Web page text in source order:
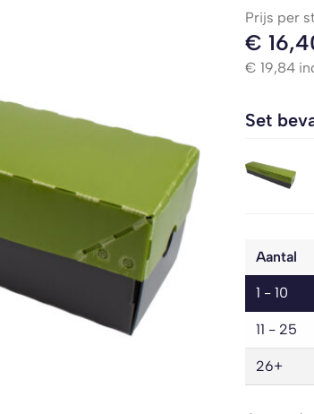
Prijs per
€
€ 19,84
Set
Aantal
1 - 10
11 - 25
26+